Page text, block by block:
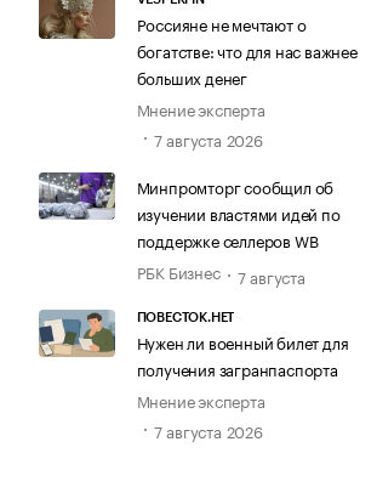
Россияне не мечтают о
богатстве: что для нас важнее
больших денег
Мнение эксперта
7 августа 2026
Минпромторг сообщил об
изучении властями идей по
поддержке селлеров WB
РБК Бизнес
7 августа
ПОВЕСТОК.НЕТ
Нужен ли военный билет для
получения загранпаспорта
Мнение эксперта
7 августа 2026